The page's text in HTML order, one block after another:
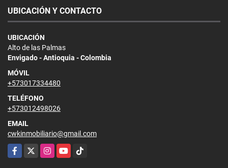
UBICACIÓN Y CONTACTO
UBICACIÓN
Alto de las Palmas
Envigado - Antioquia - Colombia
MÓVIL
+573017334480
TELÉFONO
+573012498026
EMAIL
cwkinmobiliario@gmail.com
Facebook
X InstagramYouTubeTikTok